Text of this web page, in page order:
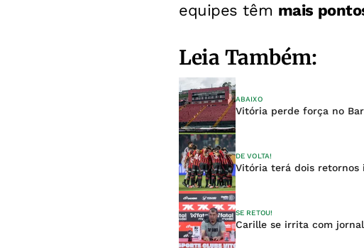
equipes têm mais
Leia Também:
ABAIXO
Vitória perde força no
DE VOLTA!
Vitória terá dois retornos
SE RETOU!
Carille se irrita com